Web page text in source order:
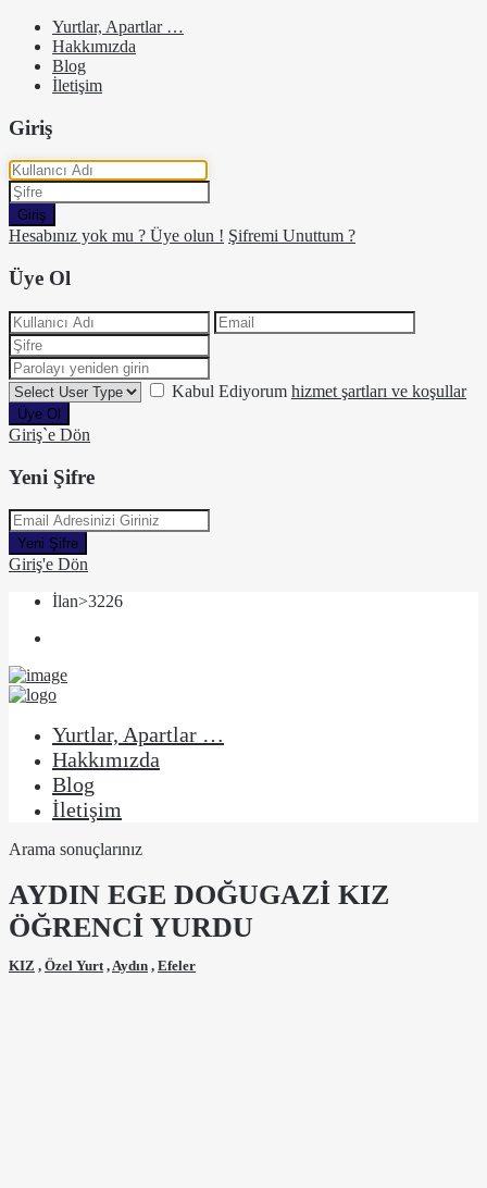
Yurtlar, Apartlar …
Hakkımızda
Blog
İletişim
Giriş
Giriş
Hesabınız yok mu ? Üye olun ! Şifremi Unuttum ?
Üye Ol
Kabul Ediyorum hizmet şartları ve koşullar
Üye Ol
Giriş`e Dön
Yeni Şifre
Yeni Şifre
Giriş'e Dön
İlan>3226
Yurtlar, Apartlar …
Hakkımızda
Blog
İletişim
Arama sonuçlarınız
AYDIN EGE DOĞUGAZİ KIZ
ÖĞRENCİ YURDU
KIZ , Özel Yurt , Aydın , Efeler